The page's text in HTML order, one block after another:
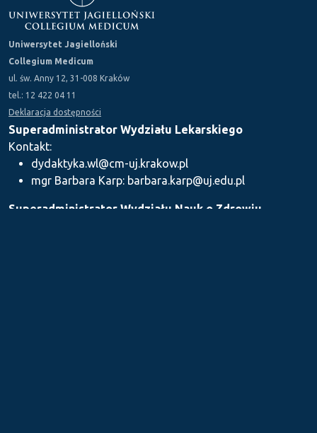
Uniwersytet Jagielloński
Collegium Medicum
ul. św. Anny 12, 31-008 Kraków
tel.: 12 422 04 11
Deklaracja dostępności
Superadministrator Wydziału Lekarskiego
Kontakt:
dydaktyka.wl@cm-uj.krakow.pl
mgr Barbara Karp: barbara.karp@uj.edu.pl
Superadministrator Wydziału Nauk o Zdrowiu